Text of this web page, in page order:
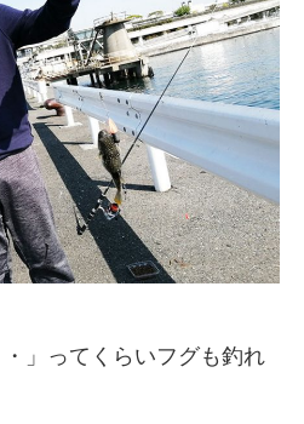
・」ってくらいフグも釣れ